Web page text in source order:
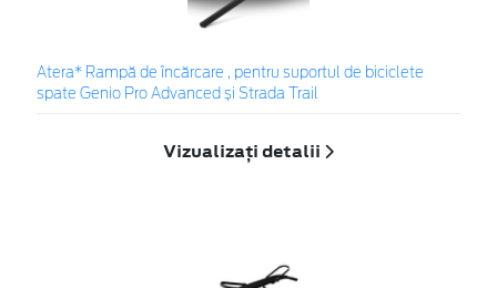
Atera* Rampă de încărcare , pentru suportul de biciclete
spate Genio Pro Advanced și Strada Trail
Vizualizați detalii